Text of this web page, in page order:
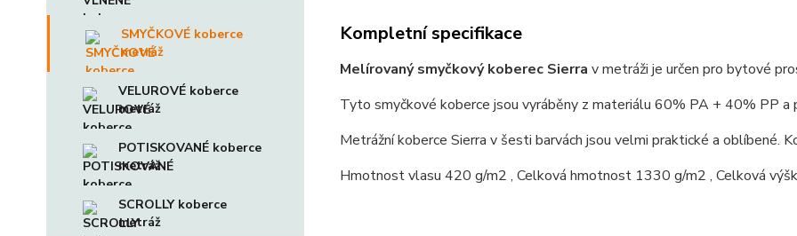
SMYČKOVÉ koberce
metráž
VELUROVÉ koberce
metráž
POTISKOVANÉ koberce
metráž
SCROLLY koberce
metráž
Kompletní specifikace
Melírovaný smyčkový koberec Sierra v metráži je určen pro bytové
Tyto smyčkové koberce jsou vyráběny z materiálu 60% PA + 40% PP
Metrážní koberce Sierra v šesti barvách jsou velmi praktické a oblíbené.
Hmotnost vlasu 420 g/m2 , Celková hmotnost 1330 g/m2 , Celková